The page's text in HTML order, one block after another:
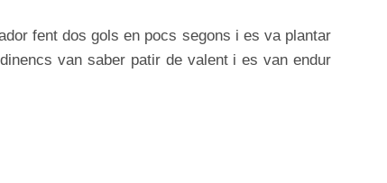
fent dos gols en pocs segons i es va plantar
van saber patir de valent i es van endur